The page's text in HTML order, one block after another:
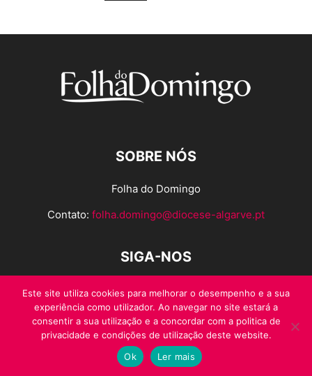
SOBRE NÓS
Folha do Domingo
Contato: folha.domingo@diocese-algarve.pt
SIGA-NOS
© Folha do Domingo 2026, todos os direitos reservados.
Este site utiliza cookies para melhorar o desempenho e a sua
experiência como utilizador. Ao navegar no site estará a
consentir a sua utilização e a concordar com a politica de
privacidade e condições de utilização deste website.
Ok
Ler mais